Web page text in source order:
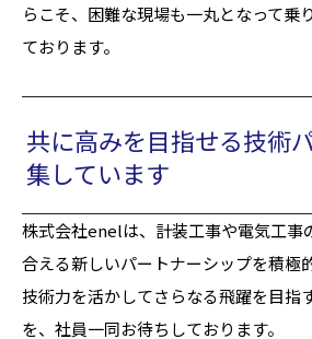
らこそ、困難な現場も一丸となって乗
ております。
共に高みを目指せる技術
集しています
株式会社enelは、計装工事や電気工事
合える新しいパートナーシップを積極
技術力を活かしてさらなる飛躍を目指
を、社員一同お待ちしております。